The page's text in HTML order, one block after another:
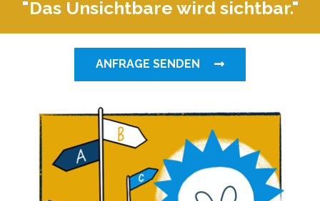
"Das Unsichtbare wird sichtbar."
ANFRAGE SENDEN